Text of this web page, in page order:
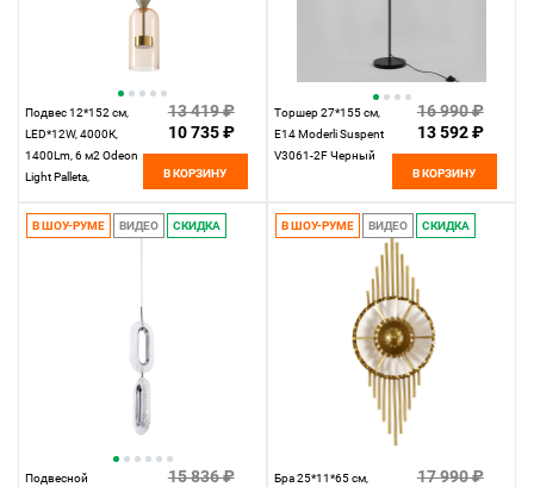
Подвес 12*152 см,
LED*12W, 4000К,
1400Lm, 6 м2 Odeon
Light Palleta,
5045/12LB
13 419 ₽
10 735 ₽
В КОРЗИНУ
Торшер 27*155 см,
E14 Moderli Suspent
V3061-2F Черный
16 990 ₽
13 592 ₽
В КОРЗИНУ
В ШОУ-РУМЕ ВИДЕО СКИДКА
Подвесной
15 836 ₽
В ШОУ-РУМЕ ВИДЕО СКИДКА
Бра 25*11*65 см,
17 990 ₽